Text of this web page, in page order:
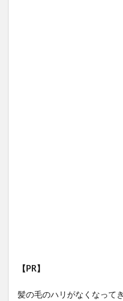
【PR】
髪の毛のハリがなくなって